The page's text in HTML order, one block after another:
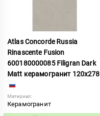
Atlas Concorde Russia
Rinascente Fusion
600180000085 Filigran Dark
Matt керамогранит 120x278
Материал:
Керамогранит